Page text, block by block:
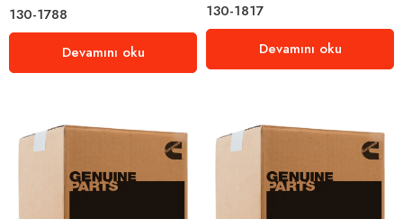
130-1788
Devamını oku
130-1817
Devamını oku